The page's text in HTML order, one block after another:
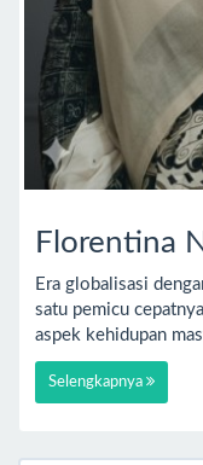
Florentina
Era globalisasi
satu pemicu
aspek kehidupan
Selengkapnya